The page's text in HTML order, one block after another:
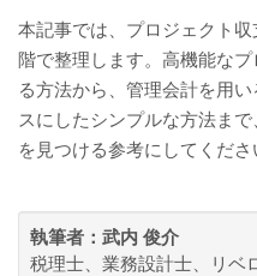
本記事では、プロジェクト
階で整理します。高機能な
る方法から、管理会計を用
スにしたシンプルな方法ま
を見つける参考にしてくださ
執筆者： 武内 俊介
税理士、業務設計士、リベ